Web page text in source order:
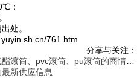
；
处。
761.htm
分享与关注：
筒、pvc滚筒、pu滚筒的商情信息
新供应信息